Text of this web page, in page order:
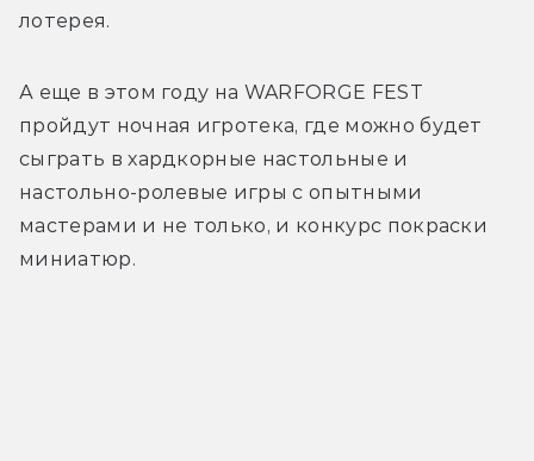
лотерея.
А еще в этом году на WARFORGE FEST
пройдут ночная игротека, где можно будет
сыграть в хардкорные настольные и
настольно-ролевые игры с опытными
мастерами и не только, и конкурс покраски
миниатюр.